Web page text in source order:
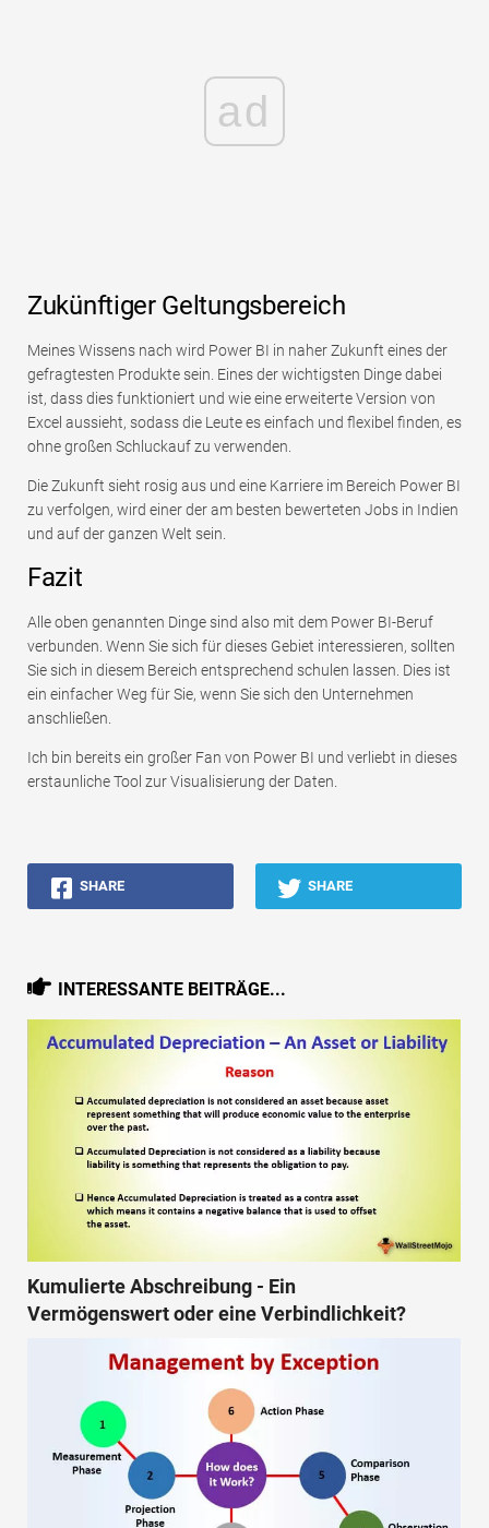
ad
Zukünftiger Geltungsbereich
Meines Wissens nach wird Power BI in naher Zukunft eines der
gefragtesten Produkte sein. Eines der wichtigsten Dinge dabei
ist, dass dies funktioniert und wie eine erweiterte Version von
Excel aussieht, sodass die Leute es einfach und flexibel finden, es
ohne großen Schluckauf zu verwenden.
Die Zukunft sieht rosig aus und eine Karriere im Bereich Power BI
zu verfolgen, wird einer der am besten bewerteten Jobs in Indien
und auf der ganzen Welt sein.
Fazit
Alle oben genannten Dinge sind also mit dem Power BI-Beruf
verbunden. Wenn Sie sich für dieses Gebiet interessieren, sollten
Sie sich in diesem Bereich entsprechend schulen lassen. Dies ist
ein einfacher Weg für Sie, wenn Sie sich den Unternehmen
anschließen.
Ich bin bereits ein großer Fan von Power BI und verliebt in dieses
erstaunliche Tool zur Visualisierung der Daten.
SHARE SHARE
INTERESSANTE BEITRÄGE...
Kumulierte Abschreibung - Ein
Vermögenswert oder eine Verbindlichkeit?